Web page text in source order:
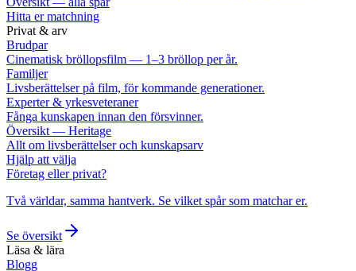
Hitta er matchning
Privat & arv
Brudpar
Cinematisk bröllopsfilm — 1–3 bröllop per år.
Familjer
Livsberättelser på film, för kommande generationer.
Experter & yrkesveteraner
Fånga kunskapen innan den försvinner.
Översikt — Heritage
Allt om livsberättelser och kunskapsarv
Hjälp att välja
Företag eller privat?
Två världar, samma hantverk. Se vilket spår som matchar er.
Se översikt
Läsa & lära
Blogg